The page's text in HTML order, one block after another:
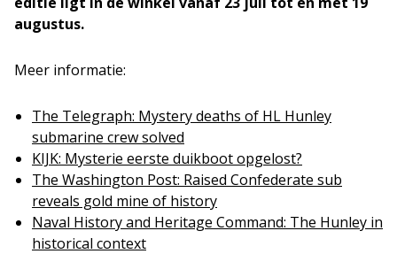
augustus.
Meer informatie:
The Telegraph: Mystery deaths of HL Hunley
submarine crew solved
KIJK: Mysterie eerste duikboot opgelost?
The Washington Post: Raised Confederate sub
reveals gold mine of history
Naval History and Heritage Command: The Hunley in
historical context